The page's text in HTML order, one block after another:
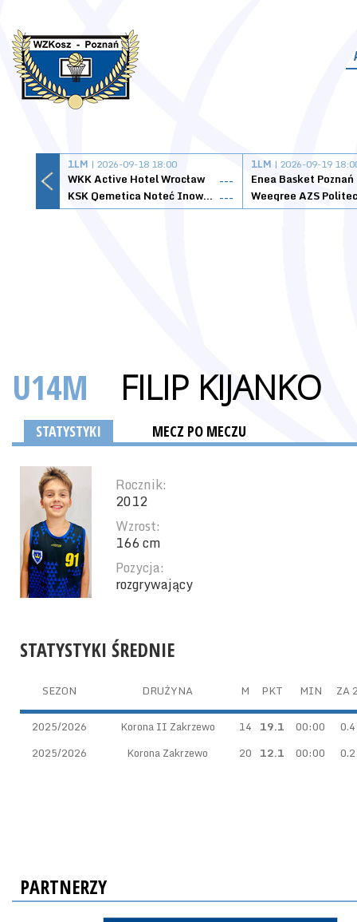
1LM | 2026-09-18 18:00
WKK Active Hotel Wrocław
---
KSK Qemetica Noteć Inowrocław ---
1LM | 2026-09-19
Enea Basket Poznań
U14M FILIP KIJANKO
STATYSTYKI MECZ PO MECZU
Rocznik:
2012
Wzrost:
166 cm
Pozycja:
rozgrywający
STATYSTYKI ŚREDNIE
SEZON DRUŻYNA M PKT MIN ZA
2025/2026 Korona II Zakrzewo 14 19.1 00:00
0.4
2025/2026
Korona Zakrzewo 20 12.1 00:00 0.2
PARTNERZY